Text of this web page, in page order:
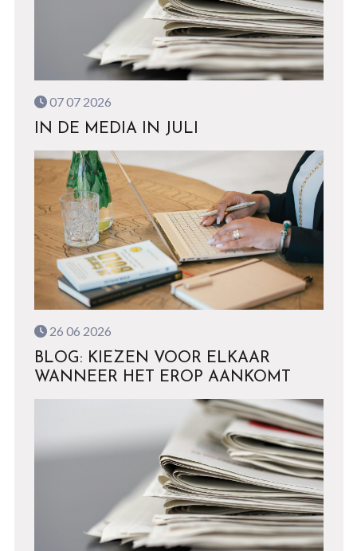
07 07 2026
IN DE MEDIA IN JULI
26 06 2026
BLOG: KIEZEN VOOR ELKAAR
WANNEER HET EROP AANKOMT